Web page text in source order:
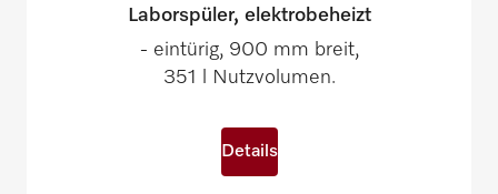
Laborspüler, elektrobeheizt
- eintürig, 900 mm breit,
351 l Nutzvolumen.
Details